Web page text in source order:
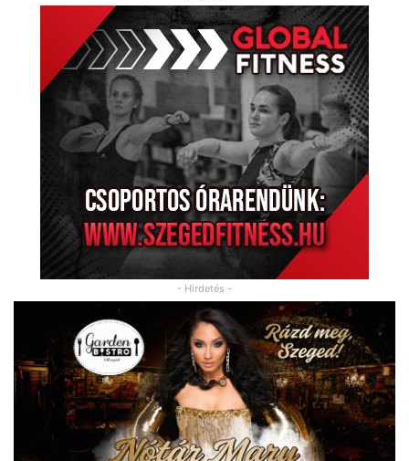
- Hirdetés -